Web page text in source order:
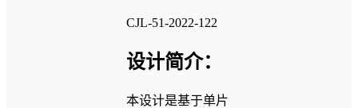
CJL-51-2022-122
设计简介：
本设计是基于单片